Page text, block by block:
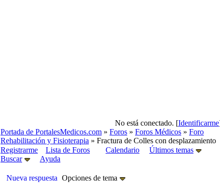
No está conectado. [Identificarme
Portada de PortalesMedicos.com » Foros » Foros Médicos » Foro
Rehabilitación y Fisioterapia » Fractura de Colles con desplazamiento
Registrarme
Lista de Foros Calendario
Últimos temas
Buscar
Ayuda
Nueva respuesta Opciones de tema